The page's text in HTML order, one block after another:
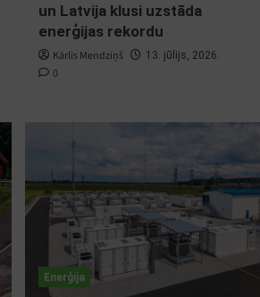
un Latvija klusi uzstāda
enerģijas rekordu
Kārlis Mendziņš 13. jūlijs, 2026.
0
Enerģija